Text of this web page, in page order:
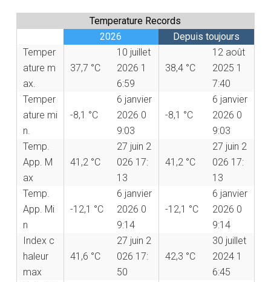
Temperature Records
2026
Depuis toujours
Temper
ature m
ax.
37,7 °C
10 juillet
2026 1
6:59
38,4 °C
12 août
2025 1
7:40
Temper
ature mi
n.
-8,1 °C
6 janvier
2026 0
9:03
-8,1 °C
6 janvier
2026 0
9:03
Temp.
App. M
ax
41,2 °C
27 juin 2
026 17:
13
41,2 °C
27 juin 2
026 17:
13
Temp.
App. Mi
n
-12,1 °C
6 janvier
2026 0
9:14
-12,1 °C
6 janvier
2026 0
9:14
Index c
haleur
max
41,6 °C
27 juin 2
026 17:
50
42,3 °C
30 juillet
2024 1
6:45